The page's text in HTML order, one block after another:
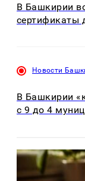
В Башкирии
сертификаты
Новости
В Башкирии
с 9 до 4